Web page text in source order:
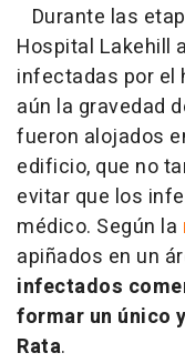
Durante las
Hospital Lakehill
infectadas por el
aún la gravedad
fueron alojados
edificio, que no
evitar que los
médico. Según la
apiñados en un
infectados
formar un único
Rata.